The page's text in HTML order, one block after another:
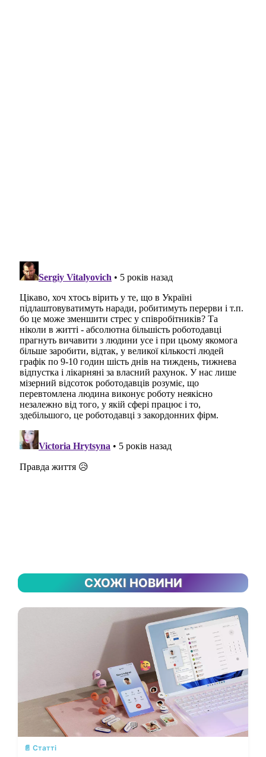
СХОЖІ НОВИНИ
💬
📄 Статті